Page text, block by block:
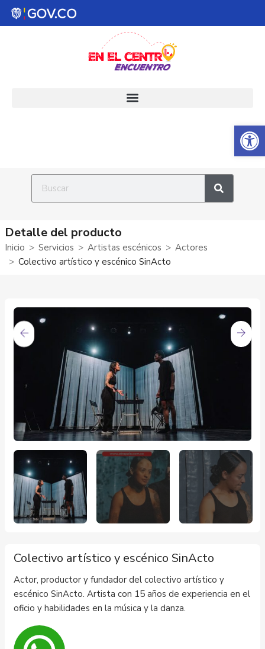
Abrir
Detalle del producto
Inicio Servicios Artistas escénicos
Actores
Colectivo artístico y escénico SinActo
Colectivo artístico y escénico SinActo
Actor, productor y fundador del colectivo artístico y
escénico SinActo. Artista con 15 años de experiencia en el
oficio y habilidades en la música y la danza.